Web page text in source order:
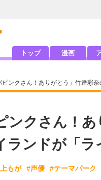
トップ 漫画
ピンクさん！ありがとう」竹達彩
ンクさん！
ランドが「
もが #声優 #テーマパーク